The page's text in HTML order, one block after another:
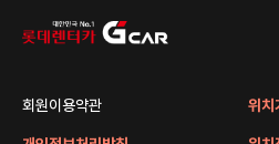
회원이용약관 위치